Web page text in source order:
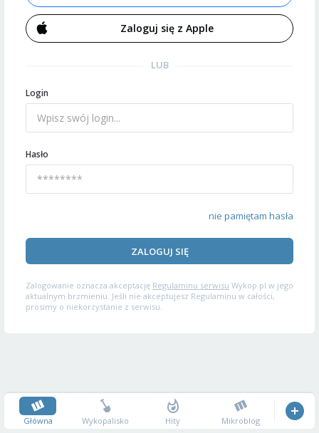
Zaloguj się z Apple
LUB
Login
Hasło
nie pamiętam hasła
ZALOGUJ SIĘ
Zalogowanie oznacza akceptację Regulaminu serwisu Wykop.pl w jego
aktualnym brzmieniu. Jeśli nie akceptujesz Regulaminu w całości,
prosimy o niekorzystanie z serwisu.
Główna Wykopalisko Hity Mikroblog